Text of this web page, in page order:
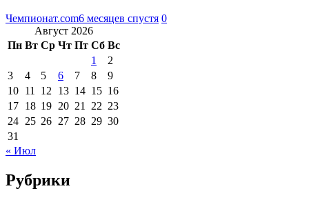
Чемпионат.com6 месяцев спустя 0
Август 2026
Пн Вт Ср Чт Пт Сб Вс
1
2
3
4 5 6 7 8
9
10 11 12 13 14 15 16
17 18 19 20 21 22 23
24 25 26 27 28 29 30
31
« Июл
Рубрики